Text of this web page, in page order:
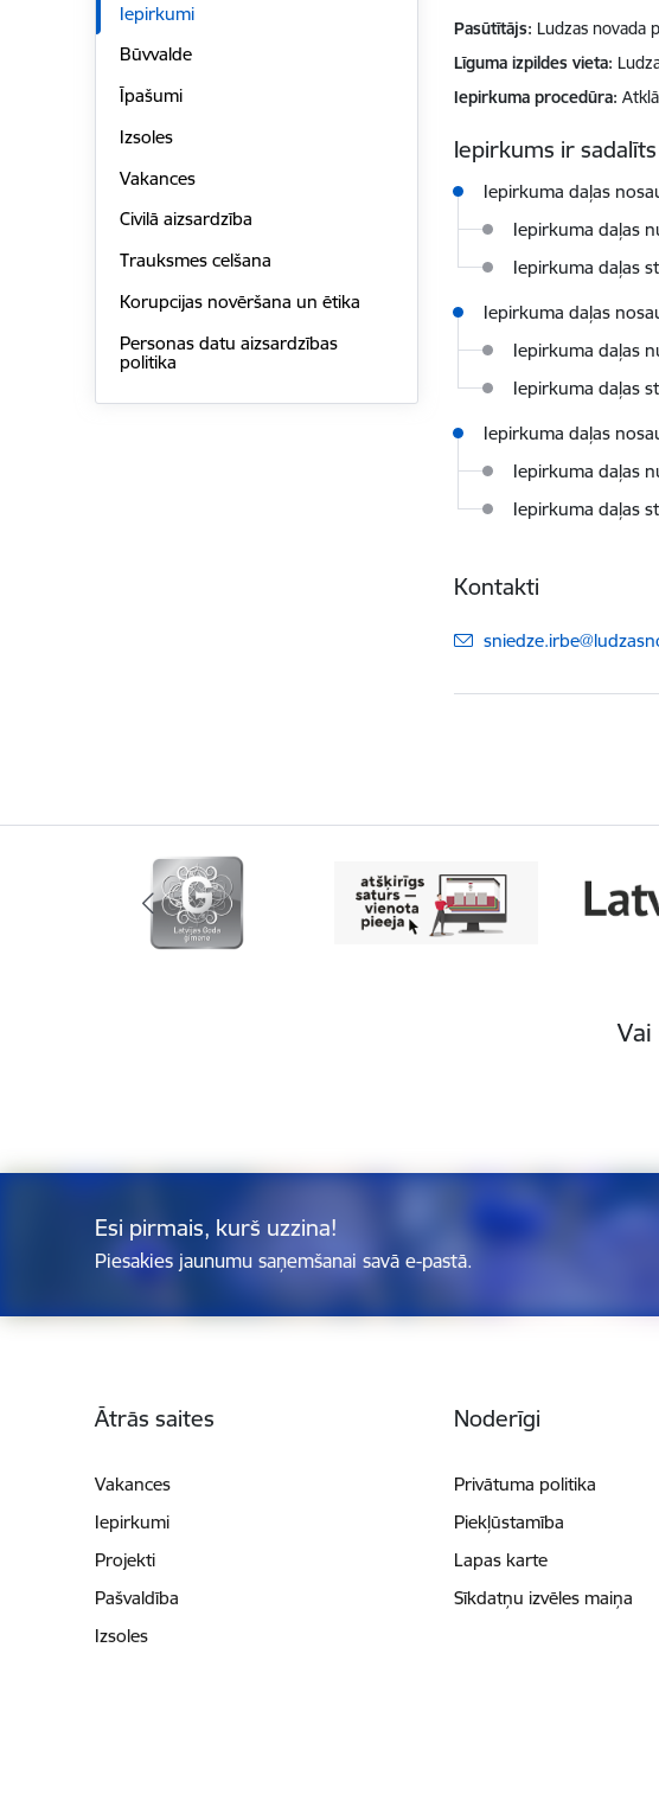
Iepirkumi
Būvvalde
Īpašumi
Izsoles
Vakances
Civilā aizsardzība
Trauksmes celšana
Korupcijas novēršana un ētika
Personas datu aizsardzības
politika
Pasūtītājs Ludzas novada
Līguma izpildes vieta
Iepirkuma procedūra
Iepirkums ir
Iepirkuma daļas
Iepirkuma daļas
Iepirkuma daļas
Iepirkuma daļas
Iepirkuma daļas
Iepirkuma daļas
Iepirkuma daļas
Iepirkuma daļas
Iepirkuma daļas
Kontakti
E-pasts:
Esi pirmais, kurš uzzina!
Piesakies jaunumu saņemšanai savā e-pastā.
Ātrās saites
Vakances
Iepirkumi
Projekti
Pašvaldība
Izsoles
Noderīgi
Privātuma politika
Piekļūstamība
Lapas karte
Sīkdatņu izvēles maiņa